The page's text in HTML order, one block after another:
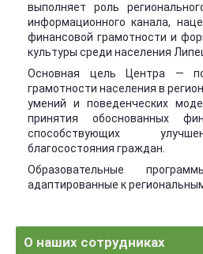
выполняет роль
информационного канала,
финансовой грамотности и
культуры среди населения
Основная цель Центра —
грамотности населения в
умений и поведенческих
принятия обоснованных
способствующих
благосостояния граждан.
Образовательные
адаптированные к
О наших сотрудниках